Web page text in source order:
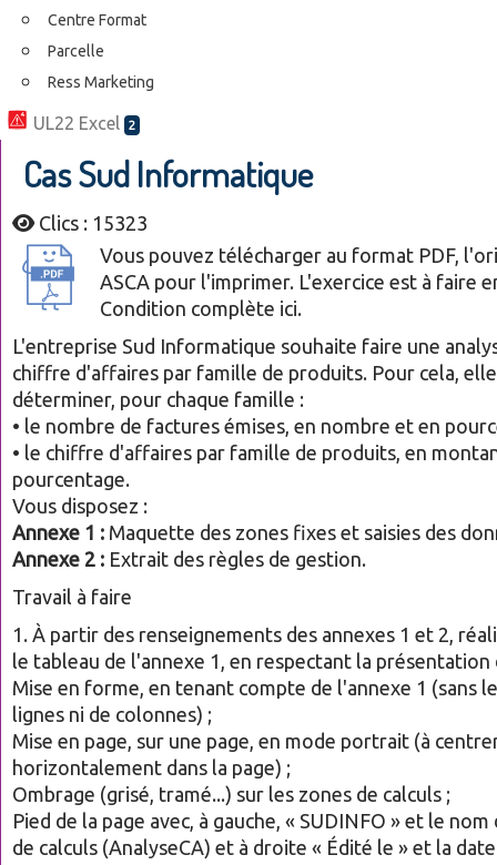
Centre Format
Parcelle
Ress Marketing
UL22 Excel 2
Cas Sud Informatique
Clics : 15323
Vous pouvez télécharger au format PDF,
ASCA pour l'imprimer. L'exercice est à faire
Condition complète ici.
L'entreprise Sud Informatique souhaite faire une
chiffre d'affaires par famille de produits. Pour cela,
déterminer, pour chaque famille :
• le nombre de factures émises, en nombre et en
• le chiffre d'affaires par famille de produits, en
pourcentage.
Vous disposez :
Annexe 1 : Maquette des zones fixes et saisies des
Annexe 2 : Extrait des règles de gestion.
Travail à faire
1. À partir des renseignements des annexes 1 et 2,
le tableau de l'annexe 1, en respectant la présentation
Mise en forme, en tenant compte de l'annexe 1 (sans
lignes ni de colonnes) ;
Mise en page, sur une page, en mode portrait (à
horizontalement dans la page) ;
Ombrage (grisé, tramé...) sur les zones de calculs ;
Pied de la page avec, à gauche, « SUDINFO » et le
de calculs (AnalyseCA) et à droite « Édité le » et la